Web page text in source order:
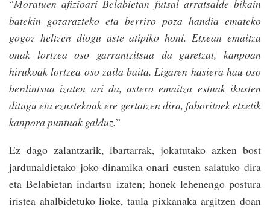
“Moratuen afizioari Belabietan futsal arratsalde bikain
batekin gozarazteko eta berriro poza handia emateko
gogoz heltzen diogu aste atipiko honi. Etxean emaitza
onak lortzea oso garrantzitsua da guretzat, kanpoan
hirukoak lortzea oso zaila baita. Ligaren hasiera hau oso
berdintsua izaten ari da, astero emaitza estuak ikusten
ditugu eta ezustekoak ere gertatzen dira, faboritoek etxetik
kanpora puntuak galduz.”
Ez dago zalantzarik, ibartarrak, jokatutako azken bost
jardunaldietako joko-dinamika onari eusten saiatuko dira
eta Belabietan indartsu izaten; honek lehenengo postura
iristea ahalbidetuko lioke, taula pixkanaka argitzen doan